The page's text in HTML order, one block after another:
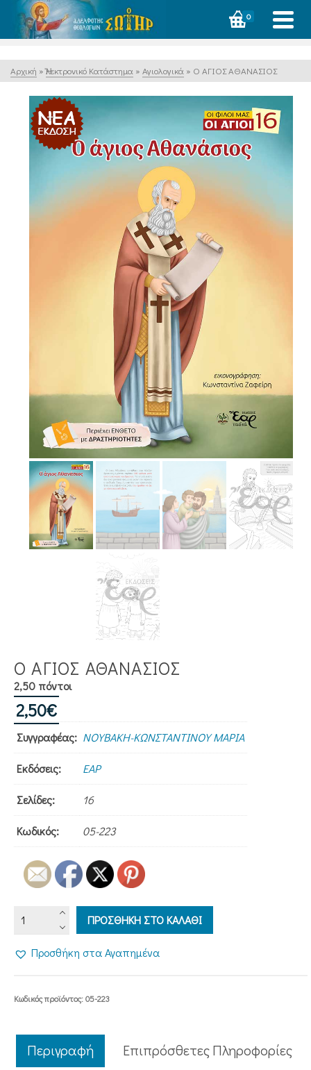
0
Αρχική » Ἠλεκτρονικό Κατάστημα » Αγιολογικά » Ο ΑΓΙΟΣ ΑΘΑΝΑΣΙΟΣ
Ο ΑΓΙΟΣ ΑΘΑΝΑΣΙΟΣ
2,50 πόντοι
2,50€
Συγγραφέας: ΝΟΥΒΑΚΗ-ΚΩΝΣΤΑΝΤΙΝΟΥ ΜΑΡΙΑ
Εκδόσεις: ΕΑΡ
Σελίδες: 16
Κωδικός: 05-223
ΑΘΑΝΑΣΙΟΣ
ΠΡΟΣΘΗΚΗ ΣΤΟ ΚΑΛΑΘΙ
Προσθήκη στα Αγαπημένα
Κωδικός προϊόντος:05-223
Περιγραφή
Επιπρόσθετες Πληροφορίες